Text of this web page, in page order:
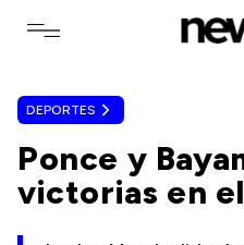
Toggle navigation menu
DEPORTES
Ponce y
victorias en el